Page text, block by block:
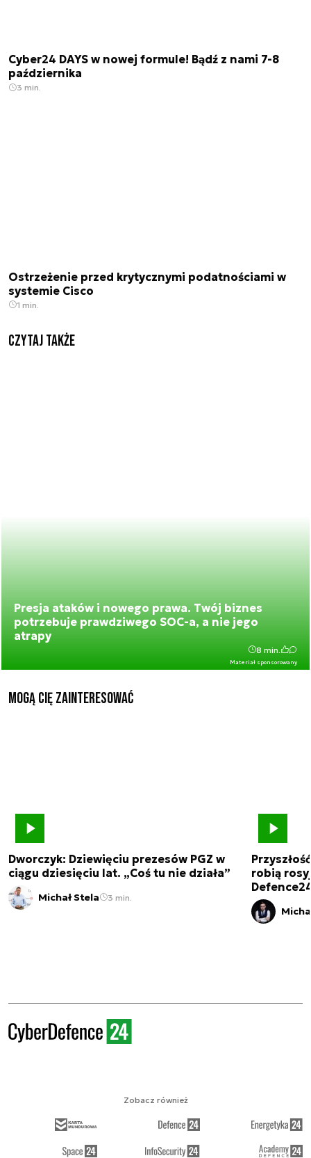
Cyber24 DAYS w nowej formule! Bądź z nami 7-8
października
3 min.
Ostrzeżenie przed krytycznymi podatnościami w
systemie Cisco
1 min.
Czytaj także
Presja ataków i nowego prawa. Twój biznes
potrzebuje prawdziwego SOC-a, a nie jego
atrapy
Materiał sponsorowany
8 min.
Mogą Cię zainteresować
Dworczyk: Dziewięciu prezesów PGZ w
ciągu dziesięciu lat. „Coś tu nie działa”
Michał Stela 3 min.
robią
Zobacz również